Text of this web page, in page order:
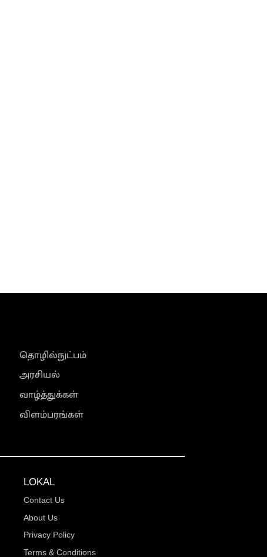
தொழில்நுட்பம்
அரசியல்
வாழ்த்துக்கள்
விளம்பரங்கள்
LOKAL
Contact Us
About Us
Privacy Policy
Terms & Conditions